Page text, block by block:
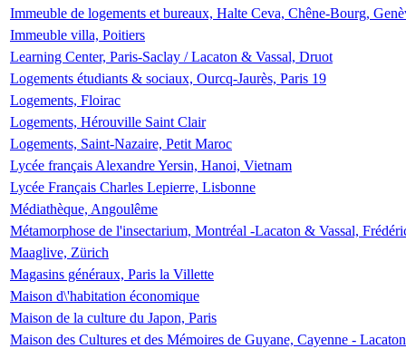
Immeuble de logements et bureaux, Halte Ceva, Chêne-Bourg,
Immeuble villa, Poitiers
Learning Center, Paris-Saclay / Lacaton & Vassal, Druot
Logements étudiants & sociaux, Ourcq-Jaurès, Paris 19
Logements, Floirac
Logements, Hérouville Saint Clair
Logements, Saint-Nazaire, Petit Maroc
Lycée français Alexandre Yersin, Hanoi, Vietnam
Lycée Français Charles Lepierre, Lisbonne
Médiathèque, Angoulême
Métamorphose de l'insectarium, Montréal -Lacaton & Vassal,
Maaglive, Zürich
Magasins généraux, Paris la Villette
Maison d\'habitation économique
Maison de la culture du Japon, Paris
Maison des Cultures et des Mémoires de Guyane, Cayenne -